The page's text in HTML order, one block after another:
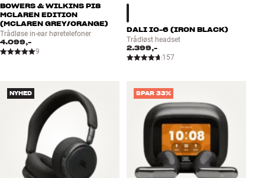
BOWERS & WILKINS PI8
MCLAREN EDITION
(MCLAREN GREY/ORANGE)
Trådløse in-ear høretelefoner
4.099,-
9
DALI IO-6 (IRON BLACK)
Trådløst headset
2.399,-
157
NYHED SPAR 33%